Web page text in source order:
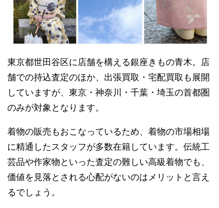
東京都世田谷区に店舗を構える銀座きもの青木。店
舗での持込査定のほか、出張買取・宅配買取も展開
していますが、東京・神奈川・千葉・埼玉の首都圏
のみが対象となります。
着物の販売もおこなっているため、着物の市場相場
に精通したスタッフが多数在籍しています。伝統工
芸品や作家物といった査定の難しい高級着物でも、
価値を見落とされる心配がないのはメリットと言え
るでしょう。